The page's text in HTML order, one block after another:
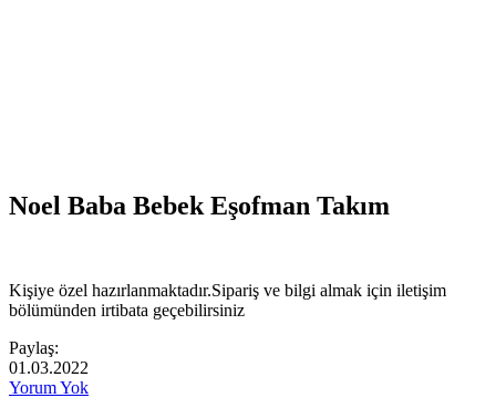
Noel Baba Bebek Eşofman Takım
Kişiye özel hazırlanmaktadır.Sipariş ve bilgi almak için iletişim
bölümünden irtibata geçebilirsiniz
Paylaş:
01.03.2022
Yorum Yok